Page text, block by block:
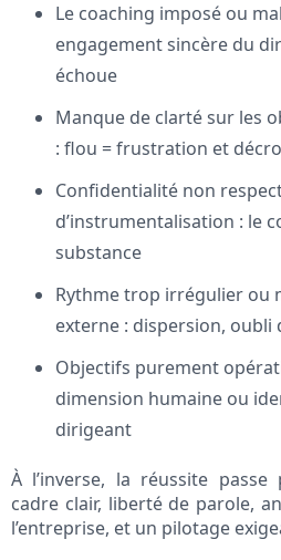
Le coaching imposé ou
engagement sincère du
échoue
Manque de clarté sur les
: flou = frustration et
Confidentialité non
d’instrumentalisation : le
substance
Rythme trop irrégulier ou
externe : dispersion, oubli
Objectifs purement
dimension humaine ou
dirigeant
À l’inverse, la réussite
cadre clair, liberté de parole,
l’entreprise, et un pilotage